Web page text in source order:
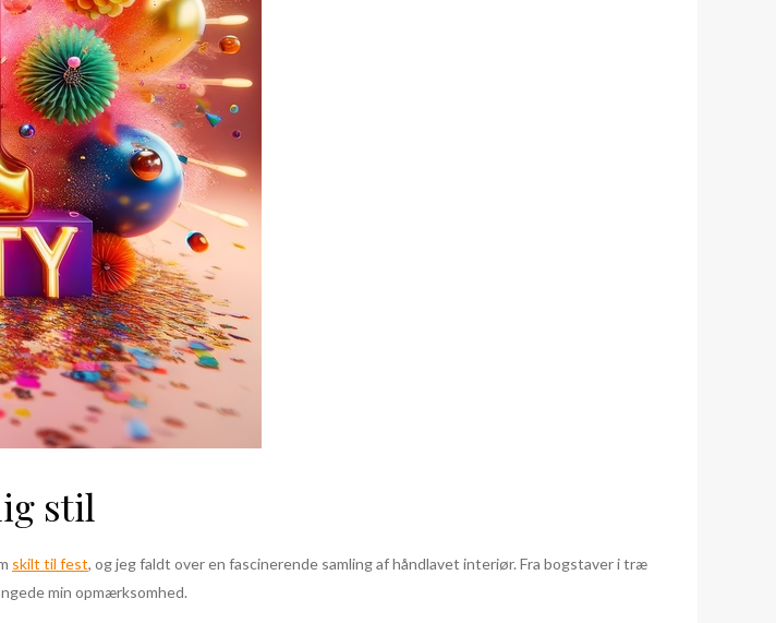
stil
skilt til fest, og jeg faldt over en fascinerende samling af håndlavet interiør. Fra bogstaver i træ
min opmærksomhed.